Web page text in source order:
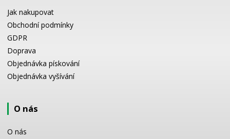
Jak nakupovat
Obchodní podmínky
GDPR
Doprava
Objednávka pískování
Objednávka vyšívání
O nás
O nás